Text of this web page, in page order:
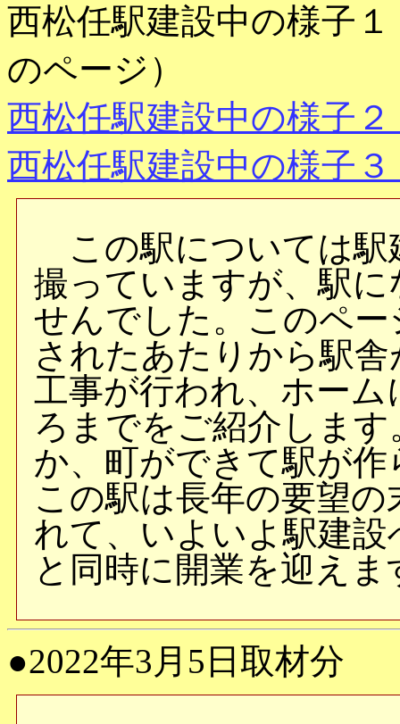
西松任駅建設中の様子
のページ）
西松任駅建設中の様子
西松任駅建設中の様子
この駅については駅
撮っていますが、駅
せんでした。このペ
されたあたりから駅
工事が行われ、ホー
ろまでをご紹介しま
か、町ができて駅が
この駅は長年の要望
れて、いよいよ駅建
と同時に開業を迎えま
●2022年3月5日取材分